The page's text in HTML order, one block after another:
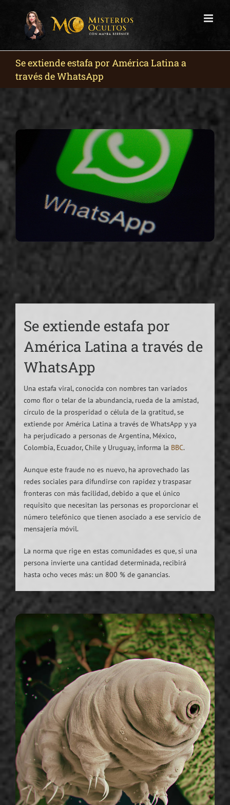
Se extiende estafa por América Latina a
través de WhatsApp
Se extiende estafa por
América Latina a través de
WhatsApp
Una estafa viral, conocida con nombres tan variados
como flor o telar de la abundancia, rueda de la amistad,
círculo de la prosperidad o célula de la gratitud, se
extiende por América Latina a través de WhatsApp y ya
ha perjudicado a personas de Argentina, México,
Colombia, Ecuador, Chile y Uruguay, informa la BBC.
Aunque este fraude no es nuevo, ha aprovechado las
redes sociales para difundirse con rapidez y traspasar
fronteras con más facilidad, debido a que el único
requisito que necesitan las personas es proporcionar el
número telefónico que tienen asociado a ese servicio de
mensajería móvil.
La norma que rige en estas comunidades es que, si una
persona invierte una cantidad determinada, recibirá
hasta ocho veces más: un 800 % de ganancias.